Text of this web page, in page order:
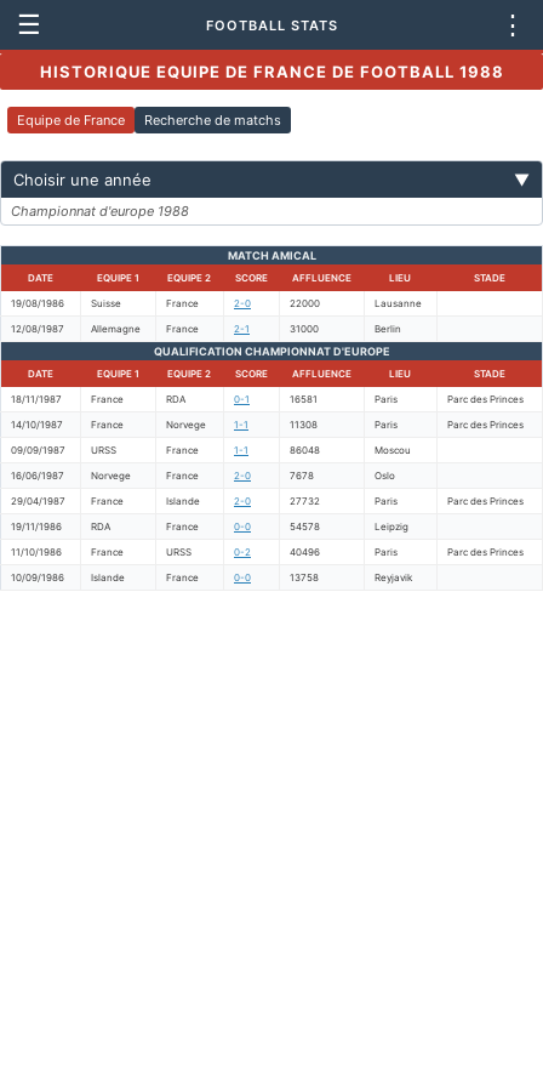
☰ FOOTBALL STATS ⋮
HISTORIQUE EQUIPE DE FRANCE DE FOOTBALL 1988
Equipe de France Recherche de matchs
Choisir une année ▼
Championnat d'europe 1988
MATCH AMICAL
DATE EQUIPE 1 EQUIPE 2 SCORE AFFLUENCE LIEU STADE
19/08/1986 Suisse France 2-0 22000 Lausanne
12/08/1987 Allemagne France 2-1 31000 Berlin
QUALIFICATION CHAMPIONNAT D'EUROPE
DATE EQUIPE 1 EQUIPE 2 SCORE AFFLUENCE LIEU STADE
18/11/1987 France RDA 0-1 16581 Paris Parc des Princes
14/10/1987 France Norvege 1-1 11308 Paris Parc des Princes
09/09/1987 URSS France 1-1 86048 Moscou
16/06/1987 Norvege France 2-0 7678 Oslo
29/04/1987 France Islande 2-0 27732 Paris Parc des Princes
19/11/1986 RDA France 0-0 54578 Leipzig
11/10/1986 France URSS 0-2 40496 Paris Parc des Princes
10/09/1986 Islande France 0-0 13758 Reyjavik